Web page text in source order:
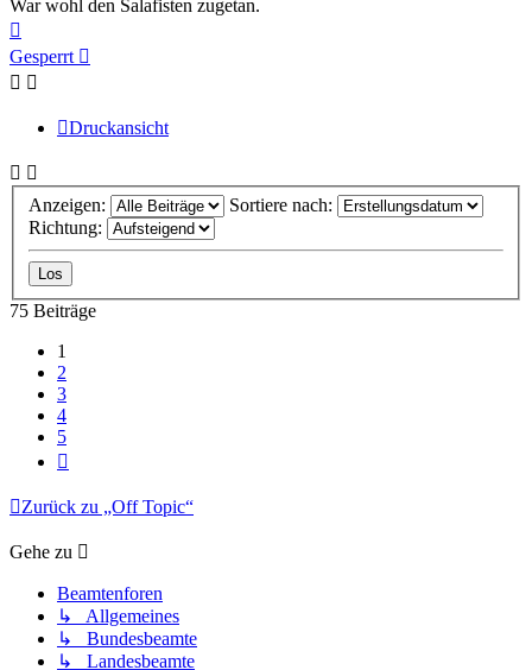
War wohl den Salafisten zugetan.
oben
Gesperrt
Druckansicht
Anzeigen:
Sortiere nach:
Richtung:
75 Beiträge
1
2
3
4
5
Zurück zu „Off Topic“
Gehe zu
Beamtenforen
↳ Allgemeines
↳ Bundesbeamte
↳ Landesbeamte